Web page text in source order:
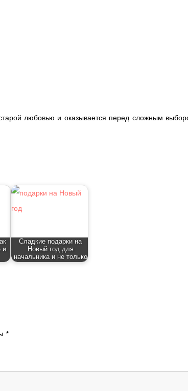
любовью и оказывается перед сложным
и
Сладкие подарки на
Новый год для
начальника и не только
*